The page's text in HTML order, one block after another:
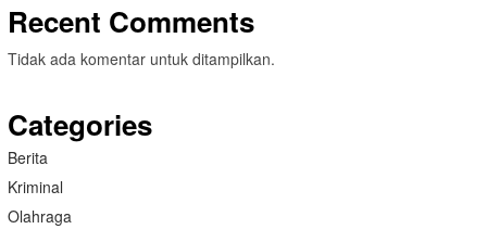
Recent Comments
Tidak ada komentar untuk ditampilkan.
Categories
Berita
Kriminal
Olahraga